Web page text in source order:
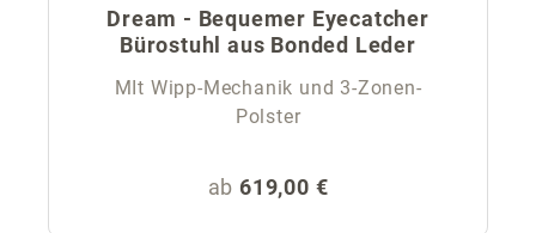
Dream - Bequemer Eyecatcher
Bürostuhl aus Bonded Leder
MIt Wipp-Mechanik und 3-Zonen-
Polster
Regulärer Preis:
ab 619,00 €